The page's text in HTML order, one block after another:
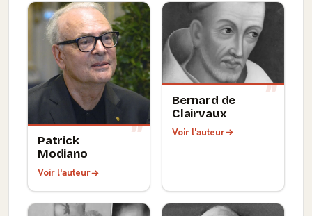
Patrick
Modiano
Voir l'auteur
Bernard de
Clairvaux
Voir l'auteur